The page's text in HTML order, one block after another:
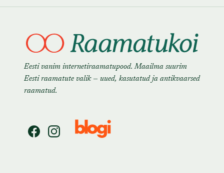
Eesti vanim internetiraamatupood. Maailma suurim
Eesti raamatute valik — uued, kasutatud ja antikvaarsed
raamatud.